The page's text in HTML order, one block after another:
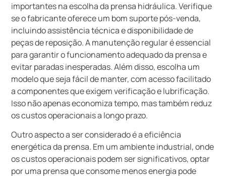
importantes na escolha da prensa hidráulica. Verifique
se o fabricante oferece um bom suporte pós-venda,
incluindo assistência técnica e disponibilidade de
peças de reposição. A manutenção regular é essencial
para garantir o funcionamento adequado da prensa e
evitar paradas inesperadas. Além disso, escolha um
modelo que seja fácil de manter, com acesso facilitado
a componentes que exigem verificação e lubrificação.
Isso não apenas economiza tempo, mas também reduz
os custos operacionais a longo prazo.
Outro aspecto a ser considerado é a eficiência
energética da prensa. Em um ambiente industrial, onde
os custos operacionais podem ser significativos, optar
por uma prensa que consome menos energia pode